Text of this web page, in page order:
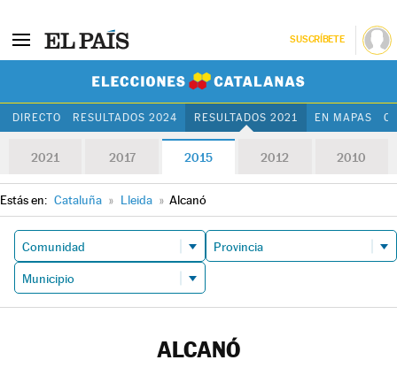
SUSCRÍBETE
DIRECTO RESULTADOS 2024 RESULTADOS 2021 EN MAPAS
2021 2017 2015 2012 2010
Estás en: Cataluña » Lleida » Alcanó
ALCANÓ